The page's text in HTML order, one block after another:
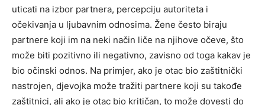
uticati na izbor partnera, percepciju autoriteta i
očekivanja u ljubavnim odnosima. Žene često biraju
partnere koji im na neki način liče na njihove očeve, što
može biti pozitivno ili negativno, zavisno od toga kakav je
bio očinski odnos. Na primjer, ako je otac bio zaštitnički
nastrojen, djevojka može tražiti partnere koji su takođe
zaštitnici, ali ako je otac bio kritičan, to može dovesti do